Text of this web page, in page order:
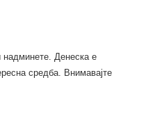
надминете. Денеска е
средба. Внимавајте